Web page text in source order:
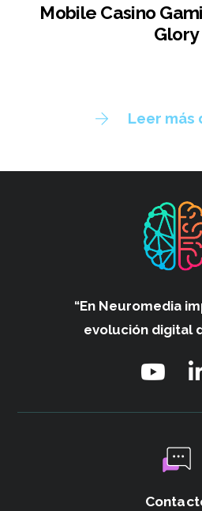
Mobile Casino
Glory
Leer más
“En Neuromedia
evolución digital